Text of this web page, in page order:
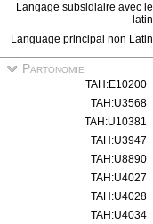
Langage subsidiaire avec le
latin
Language principal non Latin
Partonomie
TAH:E10200
TAH:U3568
TAH:U10381
TAH:U3947
TAH:U8890
TAH:U4027
TAH:U4028
TAH:U4034